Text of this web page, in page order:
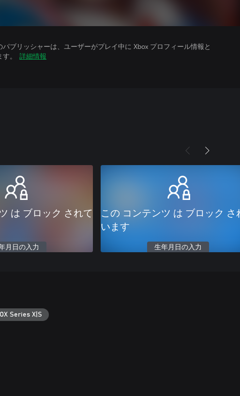
ブリッシャーは、ユーザーがプレイ中に Xbox プロフィール情報と
。
詳細情報
は ブロック されて
月日の入力
この コンテンツ は ブロック さ
います
生年月日の入力
Series X|S